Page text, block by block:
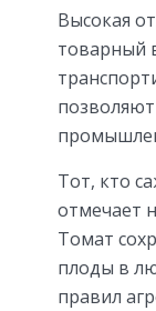
Высокая
товарный
Тот, кто
отмечает
Томат
плоды в
правил